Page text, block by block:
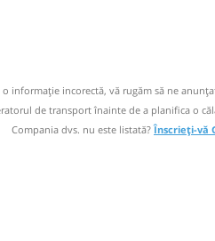
informaţie incorectă, vă rugăm să ne
de transport înainte de a planifica o
Compania dvs. nu este listată?Înscrieți-vă